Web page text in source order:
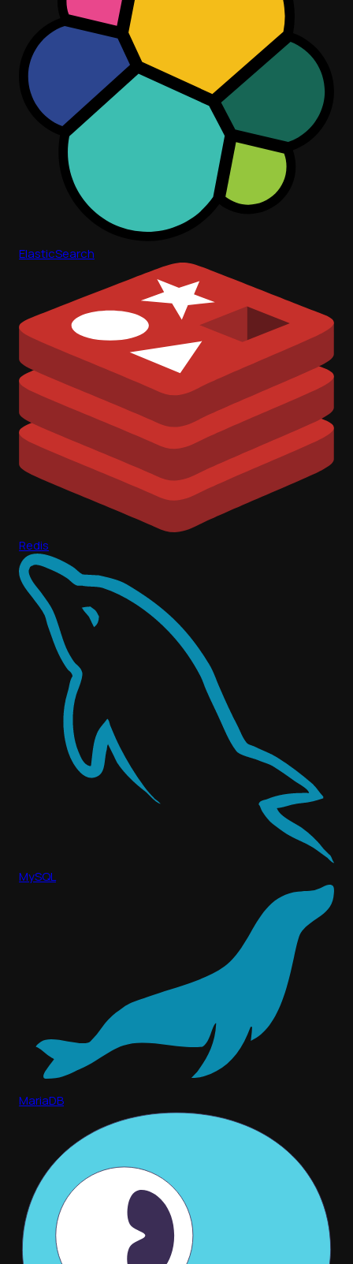
ElasticSearch
Redis
MySQL
MariaDB